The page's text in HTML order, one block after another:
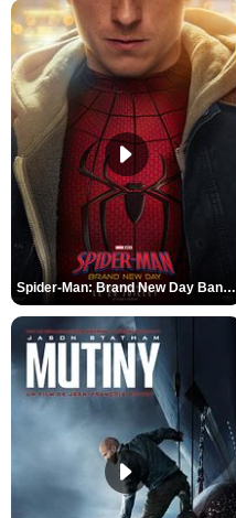
Spider-Man: Brand New Day Bande-annonce VO STFR